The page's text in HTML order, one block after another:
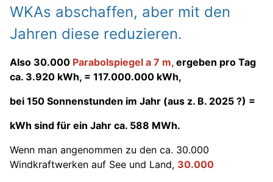
WKAs abschaffen, aber mit den
Jahren diese reduzieren.
Also 30.000 Parabolspiegel a 7 m, ergeben pro Tag
ca. 3.920 kWh, = 117.000.000 kWh,
bei 150 Sonnenstunden im Jahr (aus z. B. 2025 ?) =
kWh sind für ein Jahr ca. 588 MWh.
Wenn man angenommen zu den ca. 30.000
Windkraftwerken auf See und Land, 30.000